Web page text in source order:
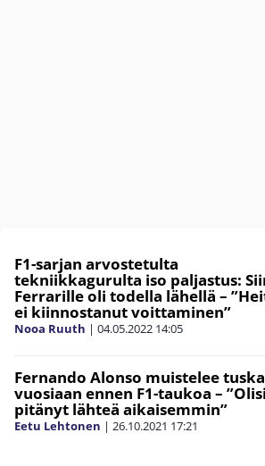
F1-sarjan arvostetulta
tekniikkagurulta iso paljastus:
Ferrarille oli todella lähellä –
ei kiinnostanut voittaminen”
Nooa Ruuth | 04.05.2022 14:05
Fernando Alonso muistelee
vuosiaan ennen F1-taukoa – ”Olisi
pitänyt lähteä aikaisemmin”
Eetu Lehtonen | 26.10.2021 17:21